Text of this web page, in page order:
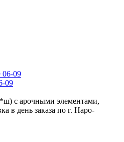
09
с арочными элементами,
в день заказа по г. Наро-